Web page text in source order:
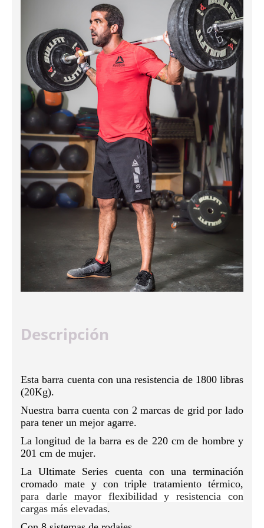
Descripción
Esta barra cuenta con una resistencia de 1800 libras
(20Kg).
Nuestra barra cuenta con 2 marcas de grid por lado
para tener un mejor agarre.
La longitud de la barra es de 220 cm de hombre y
201 cm de mujer.
La Ultimate Series cuenta con una terminación
cromado mate y con triple tratamiento térmico,
para darle mayor flexibilidad y resistencia con
cargas más elevadas.